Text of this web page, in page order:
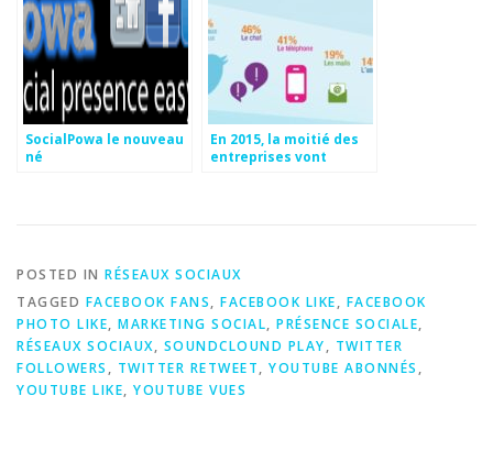
SocialPowa le nouveau
né
En 2015, la moitié des
entreprises vont
POSTED IN RÉSEAUX SOCIAUX
TAGGED FACEBOOK FANS, FACEBOOK LIKE, FACEBOOK
PHOTO LIKE, MARKETING SOCIAL, PRÉSENCE SOCIALE,
RÉSEAUX SOCIAUX, SOUNDCLOUND PLAY, TWITTER
FOLLOWERS , TWITTER RETWEET, YOUTUBE ABONNÉS ,
YOUTUBE LIKE, YOUTUBE VUES